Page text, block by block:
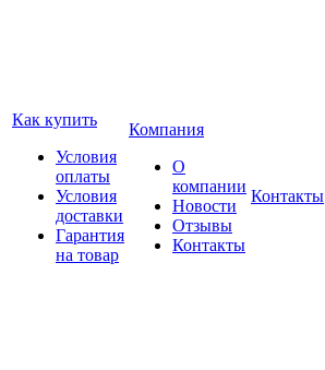
Как купить
Условия
оплаты
Условия
доставки
Гарантия
на товар
Компания
О
компании
Новости
Отзывы
Контакты
Контакты